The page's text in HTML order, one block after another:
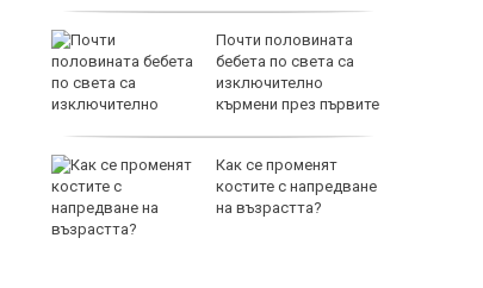
Почти половината
бебета по света са
изключително
кърмени през първите
Как се променят
костите с напредване
на възрастта?